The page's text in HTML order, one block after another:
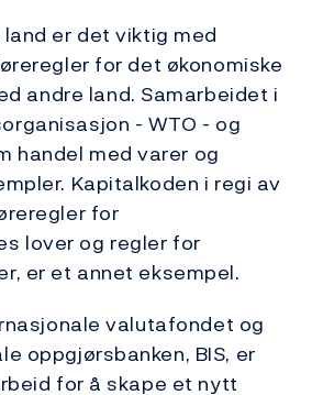
er det viktig med
for det økonomiske
andre land. Samarbeidet i
- WTO - og
handel med varer og
Kapitalkoden i regi av
for
lover og regler for
er et annet eksempel.
valutafondet og
oppgjørsbanken, BIS, er
for å skape et nytt